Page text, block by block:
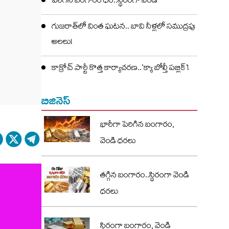
గుజరాత్‌లో వింత ఘటన.. బావి నీళ్లలో సముద్రపు
అలలు!
కాక్రోచ్ పార్టీ కొత్త కార్యాచరణ..‘క్యా బోల్తీ పబ్లిక్’!
బిజినెస్
భారీగా పెరిగిన బంగారం,
వెండి ధరలు
తగ్గిన బంగారం..స్థిరంగా వెండి
ధరలు